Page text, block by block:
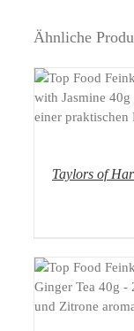
Ähnliche
Taylors of